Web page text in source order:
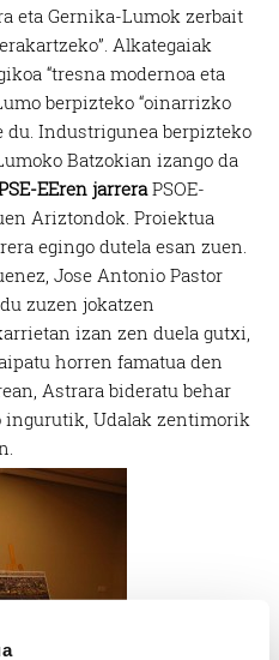
eta Gernika-Lumok zerbait
Alkategaiak
“tresna modernoa eta
berpizteko “oinarrizko
du. Industrigunea berpizteko
Batzokian izango da
EEren jarreraPSOE-
Ariztondok. Proiektua
egingo dutela esan zuen.
Jose Antonio Pastor
zuzen jokatzen
izan zen duela gutxi,
horren famatua den
Astrara bideratu behar
Udalak zentimorik